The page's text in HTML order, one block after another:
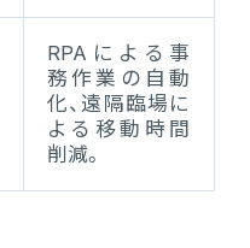
RPAによる事
務作業の自動
化、遠隔臨場に
よる移動時間
削減。